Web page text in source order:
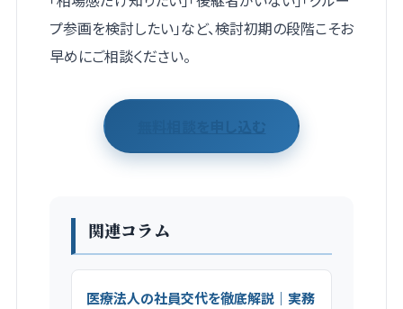
プ参画を検討したい」など、検討初期の段階こそお
早めにご相談ください。
無料相談を申し込む
関連コラム
医療法人の社員交代を徹底解説｜実務